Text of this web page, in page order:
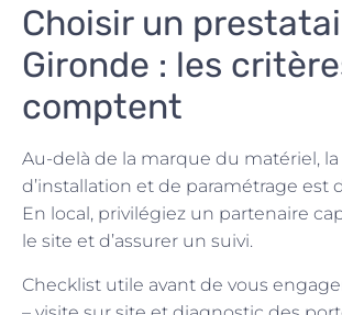
Choisir un
Gironde : les
comptent
Au-delà de la marque du matériel,
d’installation et de paramétrage est
En local, privilégiez un partenaire
le site et d’assurer un suivi.
Checklist utile avant de vous